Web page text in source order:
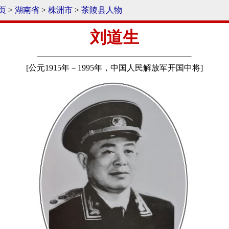
> 湖南省 > 株洲市 > 茶陵县人物
刘道生
[公元1915年－1995年，中国人民解放军开国中将]